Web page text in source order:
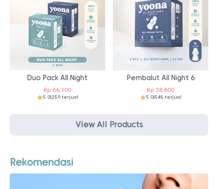
Duo Pack All Night
Rp 66.100
5.0|259 terjual
Pembalut All Night 6
Rp 38.800
5.0|545 terjual
View All Products
Rekomendasi